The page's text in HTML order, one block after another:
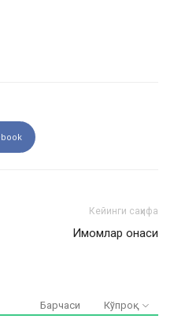
Кейинги саҳифа
Имомлар онаси
Барчаси Кўпроқ